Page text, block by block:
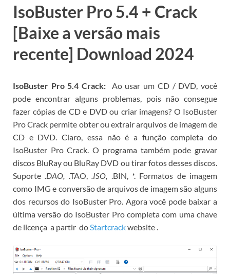
IsoBuster Pro 5.4 + Crack
[Baixe a versão mais
recente] Download 2024
IsoBuster Pro 5.4 Crack: Ao usar um CD / DVD, você
pode encontrar alguns problemas, pois não consegue
fazer cópias de CD e DVD ou criar imagens? O IsoBuster
Pro Crack permite obter ou extrair arquivos de imagem de
CD e DVD.Claro, essa não é a função completa do
IsoBuster Pro Crack.O programa também pode gravar
discos BluRay ou BluRay DVD ou tirar fotos desses discos.
Suporte .DAO, .TAO, .ISO, .BIN, *. Formatos de imagem
como IMG e conversão de arquivos de imagem são alguns
dos recursos do IsoBuster Pro. Agora você pode baixar a
última versão do IsoBuster Pro completa com uma chave
de licença a partir do Startcrackwebsite